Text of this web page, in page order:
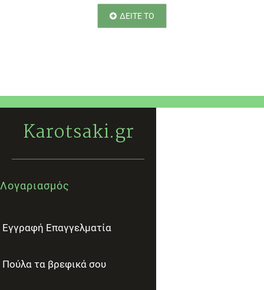
ΔΕΙΤΕ ΤΟ
Karotsaki.gr
Λογαριασμός
Εγγραφή Επαγγελματία
Πούλα τα βρεφικά σου